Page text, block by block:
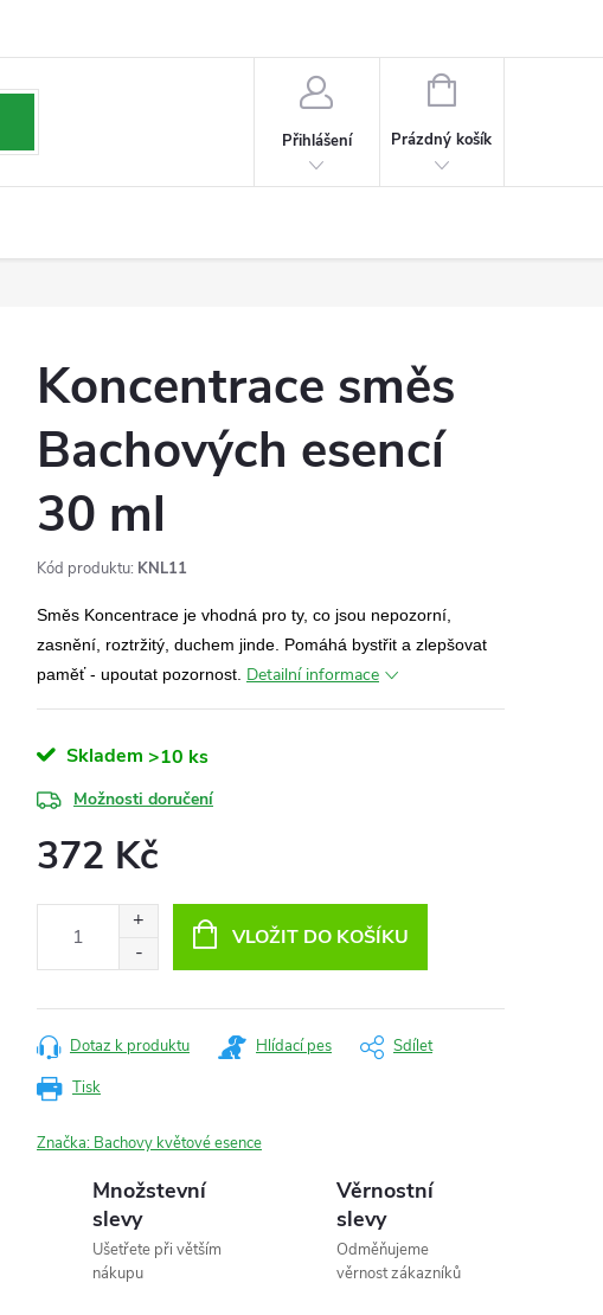
Přihlášení
NÁKUPNÍ
Prázdný košík
Koncentrace směs
Bachových esencí
30 ml
Kód produktu: KNL11
Směs Koncentrace je vhodná pro ty, co jsou nepozorní,
zasnění, roztržitý, duchem jinde. Pomáhá bystřit a zlepšovat
paměť - upoutat pozornost. Detailní informace
Skladem >10 ks
Možnosti doručení
372 Kč
VLOŽIT DO KOŠÍKU
Tisk
Dotaz k produktu Hlídací pes Sdílet
Značka: Bachovy květové esence
Množstevní
slevy
Ušetřete při větším
nákupu
Věrnostní
slevy
Odměňujeme
věrnost zákazníků